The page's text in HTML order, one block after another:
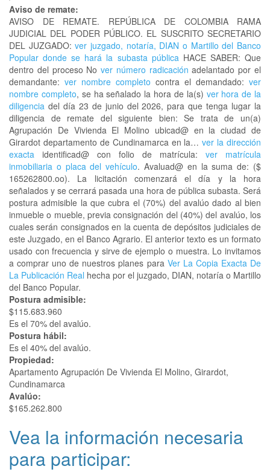
Aviso de remate:
AVISO DE REMATE. REPÚBLICA DE COLOMBIA RAMA
JUDICIAL DEL PODER PÚBLICO. EL SUSCRITO SECRETARIO
DEL JUZGADO: ver juzgado, notaría, DIAN o Martillo del Banco
Popular donde se hará la subasta públicaHACE SABER: Que
dentro del proceso Nover número radicación adelantado por el
demandante: ver nombre completo contra el demandado: ver
nombre completo, se ha señalado la hora de la(s) ver hora de la
diligencia del día 23 de junio del 2026, para que tenga lugar la
diligencia de remate del siguiente bien: Se trata de un(a)
Agrupación De Vivienda El Molino ubicad@ en la ciudad de
Girardot departamento de Cundinamarca en la…ver la dirección
exacta identificad@ con folio de matrícula: ver matrícula
inmobiliaria o placa del vehículo. Avaluad@ en la suma de: ($
165262800.oo). La licitación comenzará el día y la hora
señalados y se cerrará pasada una hora de pública subasta. Será
postura admisible la que cubra el (70%) del avalúo dado al bien
inmueble o mueble, previa consignación del (40%) del avalúo, los
cuales serán consignados en la cuenta de depósitos judiciales de
este Juzgado, en el Banco Agrario. El anterior texto es un formato
usado con frecuencia y sirve de ejemplo o muestra. Lo invitamos
a comprar uno de nuestros planes para Ver La Copia Exacta De
La Publicación Real hecha por el juzgado, DIAN, notaría o Martillo
del Banco Popular.
Postura admisible:
$115.683.960
Es el 70% del avalúo.
Postura hábil:
Es el 40% del avalúo.
Propiedad:
Apartamento Agrupación De Vivienda El Molino, Girardot,
Cundinamarca
Avalúo:
$165.262.800
Vea la información necesaria
para participar: